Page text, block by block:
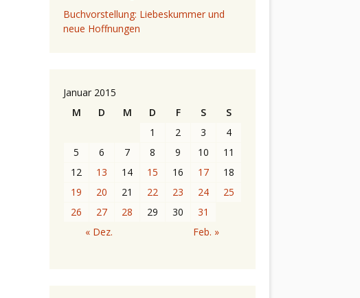
Buchvorstellung: Liebeskummer und
neue Hoffnungen
Januar 2015
M
D M D F S
S
1
2 3
4
5
6 7 8 9 10
11
12
13 14 15 16 17
18
19
20 21 22 23 24
25
26
27 28 29 30
31
« Dez.
Feb. »